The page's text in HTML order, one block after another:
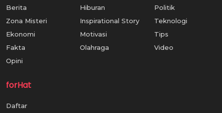
Berita
Zona Misteri
Ekonomi
Fakta
Opini
Hiburan
Inspirational Story
Motivasi
Olahraga
Politik
Teknologi
Tips
Video
forHat
Daftar